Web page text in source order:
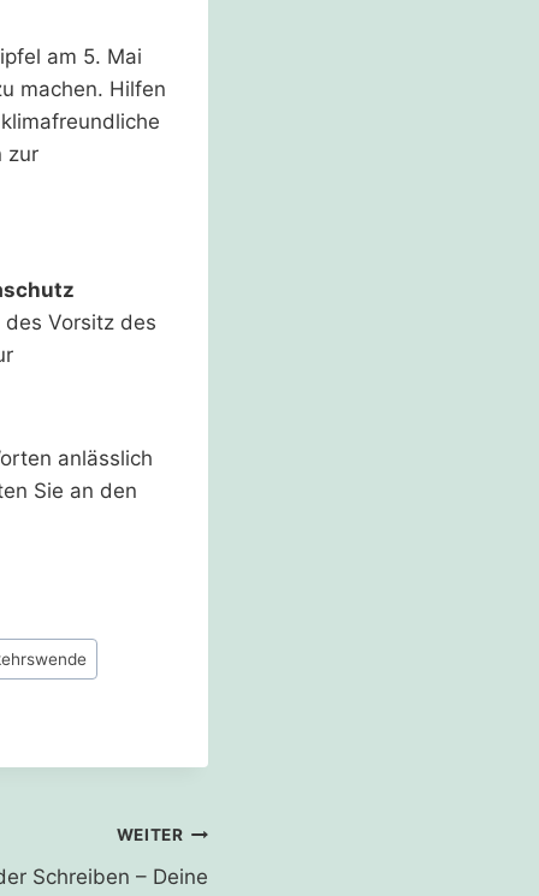
am 5. Mai
machen. Hilfen
zur
Vorsitz des
anlässlich
Sie an den
WEITER
Schreiben – Deine